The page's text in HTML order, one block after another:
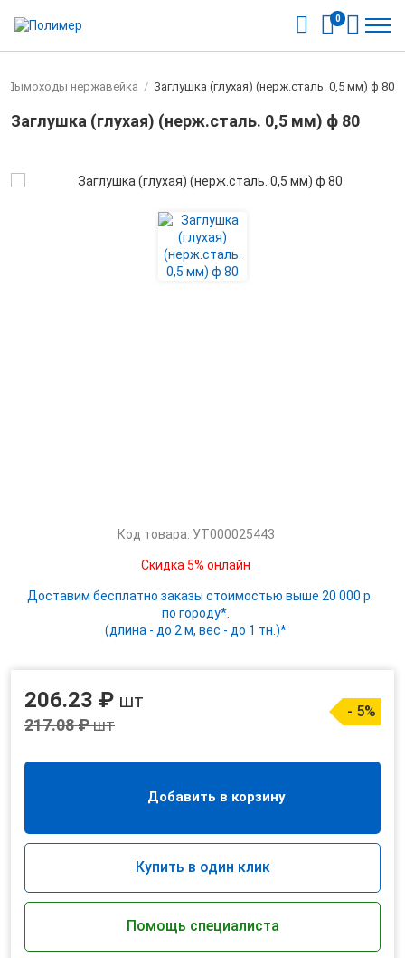
0
Дымоходы нержавейка / Заглушка (глухая) (нерж.сталь. 0,5 мм) ф 80
Заглушка (глухая) (нерж.сталь. 0,5 мм) ф 80
Код товара: УТ000025443
Скидка 5% онлайн
Доставим бесплатно заказы стоимостью выше 20 000 р.
по городу*.
(длина - до 2 м, вес - до 1 тн.)*
206.23 ₽ шт
217.08 ₽шт
- 5%
Добавить в корзину
Купить в один клик
Помощь специалиста